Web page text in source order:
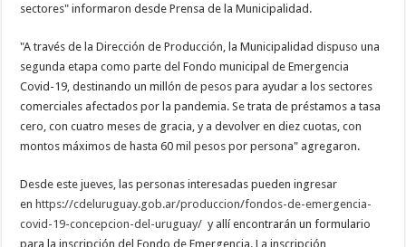
sectores" informaron desde Prensa de la Municipalidad.
"A través de la Dirección de Producción, la Municipalidad dispuso una
segunda etapa como parte del Fondo municipal de Emergencia
Covid-19, destinando un millón de pesos para ayudar a los sectores
comerciales afectados por la pandemia. Se trata de préstamos a tasa
cero, con cuatro meses de gracia, y a devolver en diez cuotas, con
montos máximos de hasta 60 mil pesos por persona" agregaron.
Desde este jueves, las personas interesadas pueden ingresar
enhttps://cdeluruguay.gob.ar/produccion/fondos-de-emergencia-
covid-19-concepcion-del-uruguay/ y allí encontrarán un formulario
para la inscripción del Fondo de Emergencia. La inscripción